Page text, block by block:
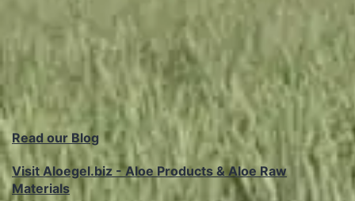
Read our Blog
Visit Aloegel.biz - Aloe Products & Aloe Raw
Materials